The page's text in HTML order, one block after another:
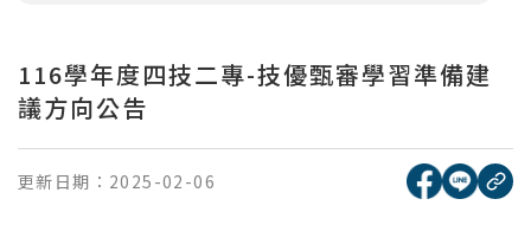
116學年度四技二專-技優甄審學習準備建
議方向公告
更新日期： 2025-02-06 [另開新
[另開
複